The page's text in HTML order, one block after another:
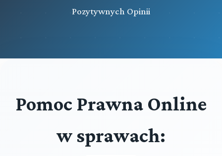
Pozytywnych Opinii
Pomoc Prawna Online
w sprawach: